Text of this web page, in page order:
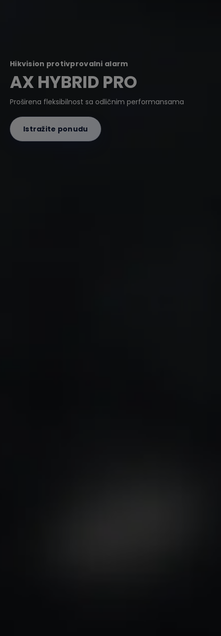
Hikvision protivprovalni alarm
AX HYBRID PRO
Proširena fleksibilnost sa odličnim performansama
Istražite ponudu